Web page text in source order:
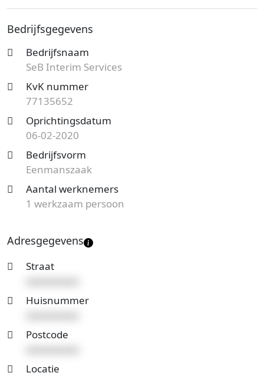
onder nummer 77135652. De ondernemingsvorm is
Onderstaand vind je meer gegevens van dit bedrijf.
Op zoek naar een accountantskantoor uit Delft en
benieuwd naar de prijzen en mogelijkheden?
nu je gratis offerteaanvraag
reactie. Vergelijk het aanbod en bespaar op de
Bedrijfsgegevens
Bedrijfsnaam
SeB Interim Services
KvK nummer
77135652
Oprichtingsdatum
06-02-2020
Bedrijfsvorm
Eenmanszaak
Aantal werknemers
1 werkzaam persoon
Adresgegevens
Straat
Huisnummer
Postcode
Locatie